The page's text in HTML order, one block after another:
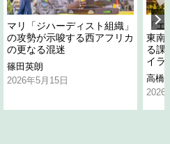
マリ「ジハーディスト組織」
の攻勢が示唆する西アフリカ
の更なる混迷
篠田英朗
2026年5月15日
「
東南
る課
イラ
高橋
2026